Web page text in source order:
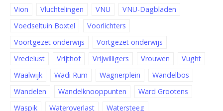
Vion
Vluchtelingen VNU
VNU-Dagbladen
Voedseltuin Boxtel
Voorlichters
Voortgezet onderwijs
Vortgezet onderwijs
Vredelust
Vrijthof Vrijwilligers Vrouwen
Vught
Waalwijk
Wadi Rum Wagnerplein
Wandelbos
Wandelen
Wandelknooppunten
Ward Grootens
Waspik
Wateroverlast
Watersteeg